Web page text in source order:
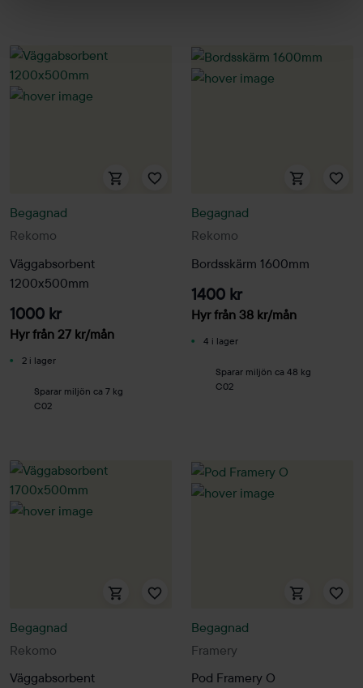
Rekomo
Begagnad
Väggabsorbent
1200x500mm
1000 kr
Hyr från 27 kr/mån
2 i lager
Sparar miljön ca 7 kg
C02
Rekomo
Begagnad
Bordsskärm 1600mm
1400 kr
Hyr från 38 kr/mån
4 i lager
Sparar miljön ca 48 kg
C02
Rekomo
Begagnad
Väggabsorbent
Framery
Begagnad
Pod Framery O